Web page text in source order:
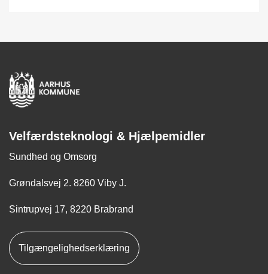
Velfærdsteknologi & Hjælpemidler
Sundhed og Omsorg
Grøndalsvej 2. 8260 Viby J.
Sintrupvej 17, 8220 Brabrand
Tilgængelighedserklæring